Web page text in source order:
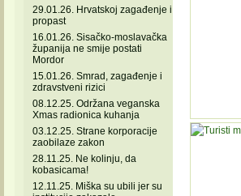
29.01.26. Hrvatskoj zagađenje i
propast
16.01.26. Sisačko-moslavačka
županija ne smije postati
Mordor
15.01.26. Smrad, zagađenje i
zdravstveni rizici
08.12.25. Održana veganska
Xmas radionica kuhanja
03.12.25. Strane korporacije
zaobilaze zakon
28.11.25. Ne kolinju, da
kobasicama!
12.11.25. Miška su ubili jer su